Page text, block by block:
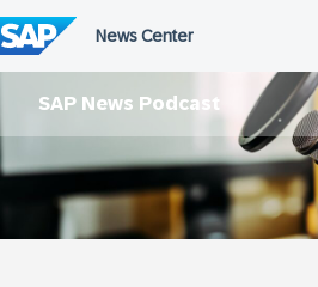
SAP News Podcast